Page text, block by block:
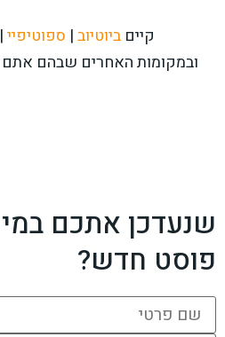
קיים ביוטיוב| ספוטיפיי|
ובמקומות האחרים שבהם
שנעדכן אתכם
פוסט חדש?